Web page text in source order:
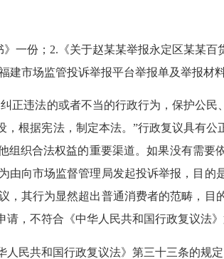
份；2.《关于赵某某举报永定区某某百
市场监管投诉举报平台举报单及举报材
违法的或者不当的行政行为，保护公民
根据宪法，制定本法。”行政复议具有
织合法权益的重要渠道。如果没有需
向市场监督管理局发起投诉举报，目
其行为显然超出普通消费者的范畴，目
，不符合《中华人民共和国行政复议法》
共和国行政复议法》第三十三条的规定